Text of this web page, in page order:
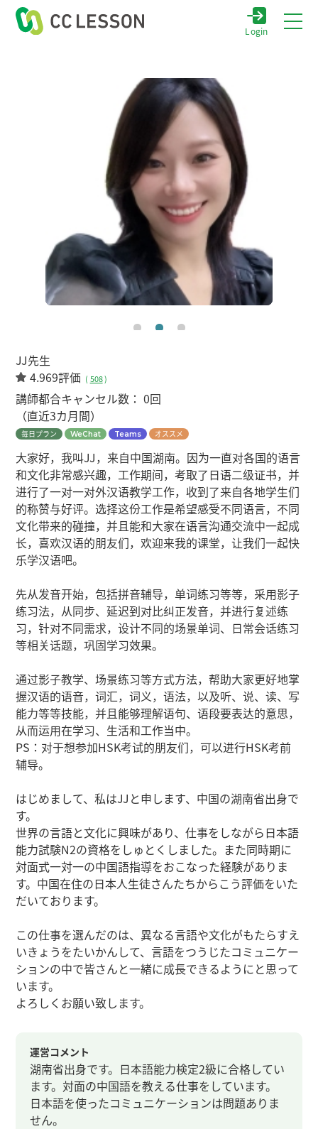
Login
JJ先生
4.969評価 ( 508)
講師都合キャンセル数：0回
（直近3カ月間）
毎日プラン WeChat Teams オススメ
大家好，我叫JJ，来自中国湖南。因为一直对各国的语言
和文化非常感兴趣，工作期间，考取了日语二级证书，并
进行了一对一对外汉语教学工作，收到了来自各地学生们
的称赞与好评。选择这份工作是希望感受不同语言，不同
文化带来的碰撞，并且能和大家在语言沟通交流中一起成
长，喜欢汉语的朋友们，欢迎来我的课堂，让我们一起快
乐学汉语吧。
先从发音开始，包括拼音辅导，单词练习等等，采用影子
练习法，从同步、延迟到对比纠正发音，并进行复述练
习，针对不同需求，设计不同的场景单词、日常会话练习
等相关话题，巩固学习效果。
通过影子教学、场景练习等方式方法，帮助大家更好地掌
握汉语的语音，词汇，词义，语法，以及听、说、读、写
能力等等技能，并且能够理解语句、语段要表达的意思，
从而运用在学习、生活和工作当中。
PS：对于想参加HSK考试的朋友们，可以进行HSK考前
辅导。
はじめまして、私はJJと申します、中国の湖南省出身で
す。
世界の言語と文化に興味があり、仕事をしながら日本語
能力試験N2の資格をしゅとくしました。また同時期に
対面式一対一の中国語指導をおこなった経験がありま
す。中国在住の日本人生徒さんたちからこう評価をいた
だいております。
この仕事を選んだのは、異なる言語や文化がもたらすえ
いきょうをたいかんして、言語をつうじたコミュニケー
ションの中で皆さんと一緒に成長できるようにと思って
います。
よろしくお願い致します。
運営コメント
湖南省出身です。日本語能力検定2級に合格してい
ます。対面の中国語を教える仕事をしています。
日本語を使ったコミュニケーションは問題ありま
せん。